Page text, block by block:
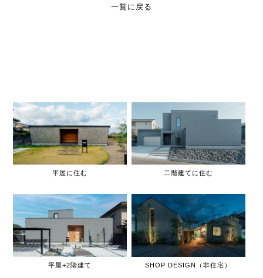
一覧に戻る
平屋に住む 二階建てに住む
平屋+2階建て SHOP DESIGN（非住宅）